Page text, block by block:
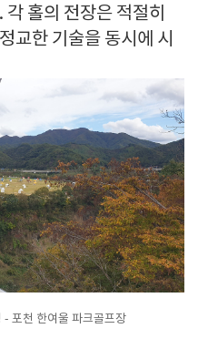
홀의 전장은 적절히
교한 기술을 동시에 시
- 포천 한여울 파크골프장